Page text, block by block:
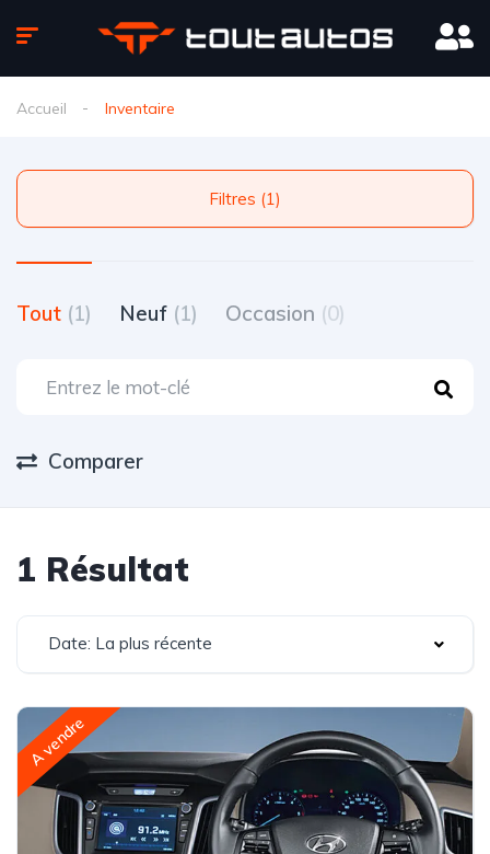
Accueil Inventaire
Filtres (1)
Tout (1) Neuf (1) Occasion (0)
Comparer
1 Résultat
Date: La plus récente
A vendre